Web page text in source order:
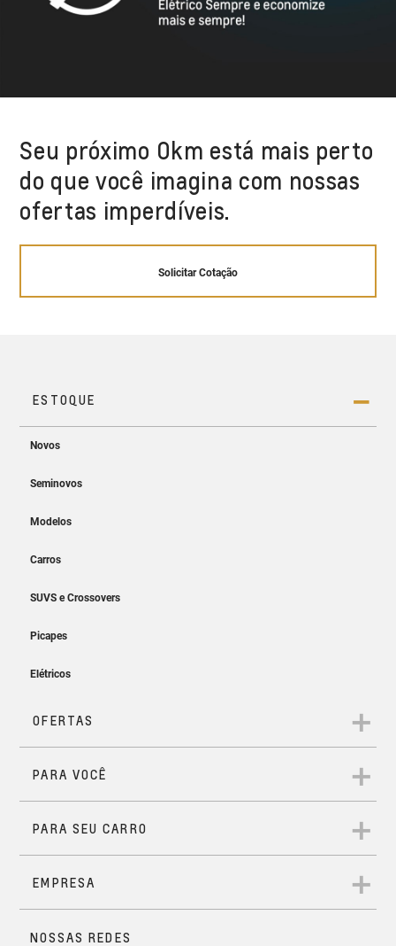
Seu próximo 0km está mais perto
do que você imagina com nossas
ofertas imperdíveis.
Solicitar Cotação